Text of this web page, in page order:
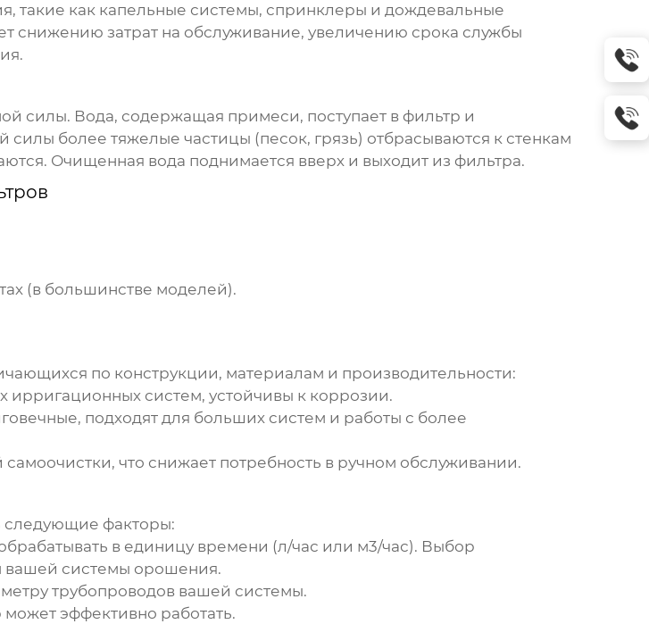
такие как капельные системы, спринклеры и дождевальные
снижению затрат на обслуживание, увеличению срока службы
силы. Вода, содержащая примеси, поступает в фильтр и
более тяжелые частицы (песок, грязь) отбрасываются к стенкам
Очищенная вода поднимается вверх и выходит из фильтра.
(в большинстве моделей).
по конструкции, материалам и производительности:
систем, устойчивы к коррозии.
подходят для больших систем и работы с более
что снижает потребность в ручном обслуживании.
следующие факторы:
в единицу времени (л/час или м3/час). Выбор
вашей системы орошения.
трубопроводов вашей системы.
эффективно работать.